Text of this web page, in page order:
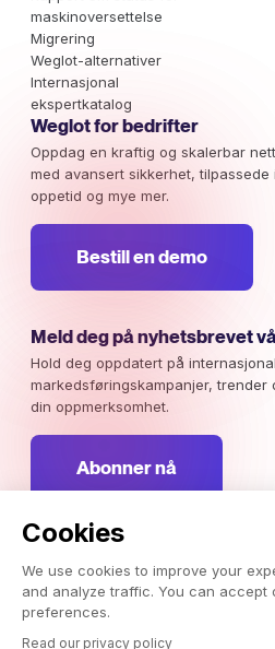
Cookies
We use cookies to improve your
and analyze traffic. You can accept
preferences.
Read our privacy policy
maskinoversettelse
Migrering
Weglot-alternativer
Internasjonal
ekspertkatalog
Weglot for bedrifter
Oppdag en kraftig og skalerbar
med avansert sikkerhet,
oppetid og mye mer.
Bestill en demo
Meld deg på nyhetsbrevet
Hold deg oppdatert på
markedsføringskampanjer, trender
din oppmerksomhet.
Abonner nå
Weglot © 2026,
Opphavsrett © 2026 Weglot